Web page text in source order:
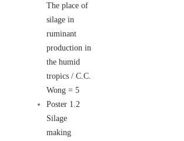
The place of
silage in
ruminant
production in
the humid
tropics / C.C.
Wong = 5
Poster 1.2
Silage
making